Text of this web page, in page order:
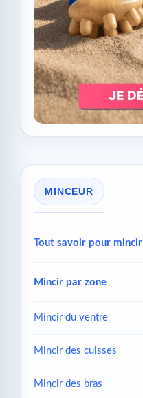
MINCEUR
Tout savoir pour mincir
Mincir par zone
Mincir du ventre
Mincir des cuisses
Mincir des bras